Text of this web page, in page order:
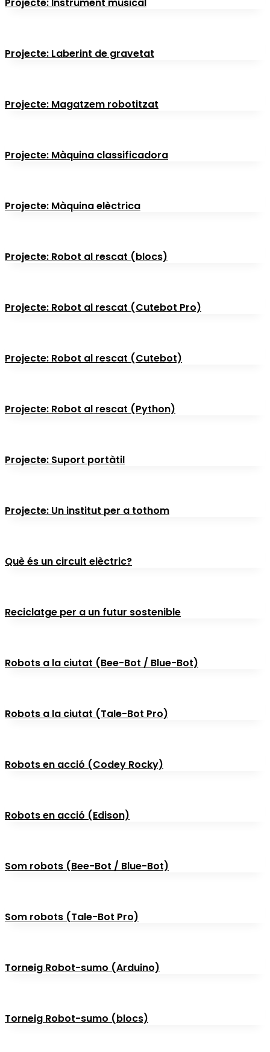
Projecte: Laberint de gravetat
Projecte: Magatzem robotitzat
Projecte: Màquina classificadora
Projecte: Màquina elèctrica
Projecte: Robot al rescat (blocs)
Projecte: Robot al rescat (Cutebot Pro)
Projecte: Robot al rescat (Cutebot)
Projecte: Robot al rescat (Python)
Projecte: Suport portàtil
Projecte: Un institut per a tothom
Què és un circuit elèctric?
Reciclatge per a un futur sostenible
Robots a la ciutat (Bee-Bot / Blue-Bot)
Robots a la ciutat (Tale-Bot Pro)
Robots en acció (Codey Rocky)
Robots en acció (Edison)
Som robots (Bee-Bot / Blue-Bot)
Som robots (Tale-Bot Pro)
Torneig Robot-sumo (Arduino)
Torneig Robot-sumo (blocs)